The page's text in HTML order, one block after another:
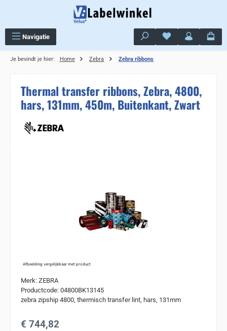
Navigatie Je hebt 0 items op
Je bevindt je hier: Home Zebra Zebra ribbons
Thermal transfer ribbons, Zebra, 4800,
hars, 131mm, 450m, Buitenkant, Zwart
Afbeelding vergelijkbaar met product
Merk: ZEBRA
Productcode: 04800BK13145
zebra zipship 4800, thermisch transfer lint, hars, 131mm
Normale prijs:
€ 744,82